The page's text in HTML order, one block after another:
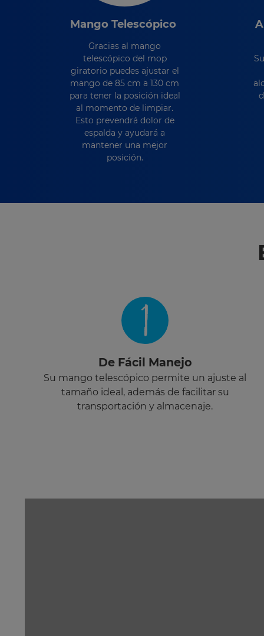
Mango Telescópico
Gracias al mango
telescópico del mop
giratorio puedes ajustar el
mango de 85 cm a 130 cm
para tener la posición ideal
al momento de limpiar.
Esto prevendrá dolor de
espalda y ayudará a
mantener una mejor
posición.
1
De Fácil Manejo
Su mango telescópico permite un ajuste al
tamaño ideal, además de facilitar su
transportación y almacenaje.